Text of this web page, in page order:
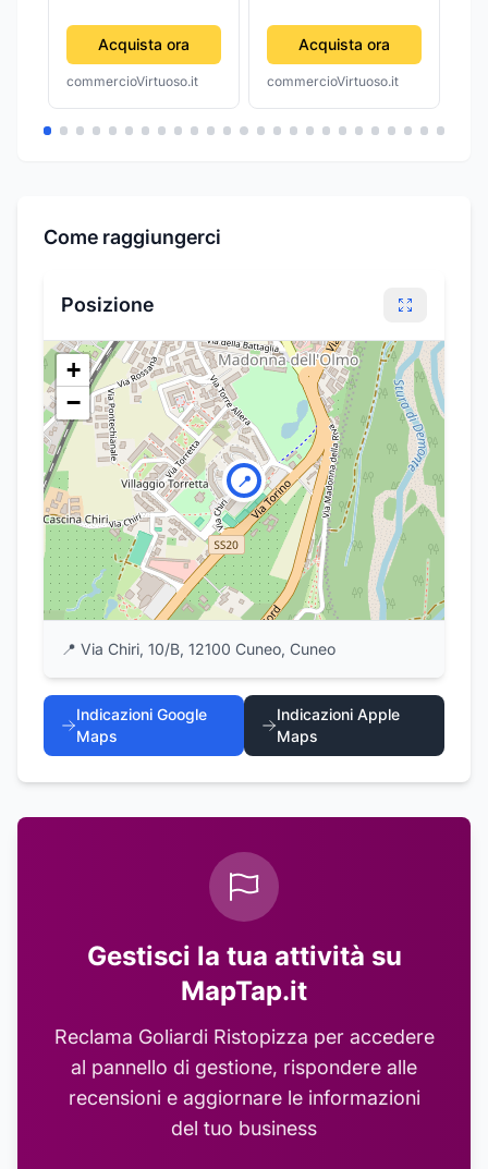
Acquista ora
commercioVirtuoso.it
Acquista ora
commercioVirtuoso.it
Come raggiungerci
Posizione
📍
+
−
📍 Via Chiri, 10/B, 12100 Cuneo, Cuneo
Indicazioni Google
Maps
Indicazioni Apple
Maps
Gestisci la tua attività su
MapTap.it
Reclama Goliardi Ristopizza per accedere
al pannello di gestione, rispondere alle
recensioni e aggiornare le informazioni
del tuo business